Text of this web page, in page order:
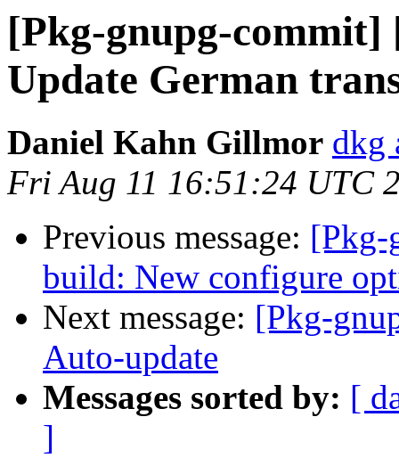
[Pkg-gnupg-commit]
Update German
Daniel Kahn Gillmor dkg
Fri Aug 11 16:51:24 UTC
Previous message: [Pkg-
build: New configure
Next message: [Pkg-
Auto-update
Messages sorted by: [
]